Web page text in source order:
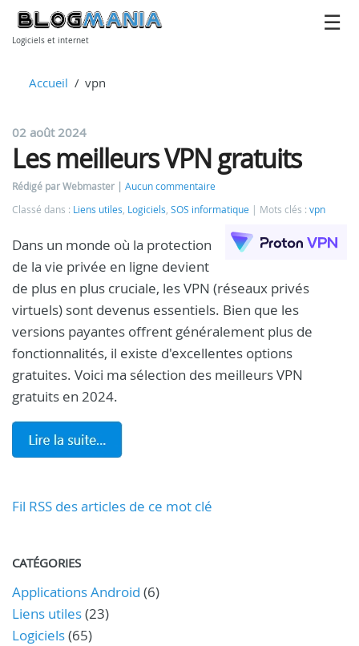
Logiciels et internet
Accueil vpn
02 août 2024
Les meilleurs VPN gratuits
Rédigé par Webmaster
Aucun commentaire
Classé dans : Liens utiles Logiciels SOS informatique Mots clés : vpn
Dans un monde où la protection
de la vie privée en ligne devient
de plus en plus cruciale, les VPN (réseaux privés
virtuels) sont devenus essentiels. Bien que les
versions payantes offrent généralement plus de
fonctionnalités, il existe d'excellentes options
gratuites. Voici ma sélection des meilleurs VPN
gratuits en 2024.
Fil RSS des articles de ce mot clé
CATÉGORIES
Applications Android (6)
Liens utiles(23)
Logiciels(65)